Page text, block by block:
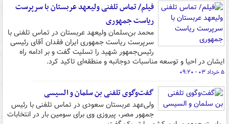
فیلم/ تماس تلفنی ولیعهد عربستان با سرپرست
ریاست جمهوری
محمد بن‌سلمان ولیعهد عربستان در تماس تلفنی با
سرپرست ریاست جمهوری ایران فقدان آقای رئیسی
رئیس‌جمهور شهید را تسلیت گفت و بر ادامه راه
ایشان در احیا و توسعه مناسبات دوجانبه و منطقه‌ای تاکید کرد.
۵ خرداد ۰۳ - ۰۹:۲۰
گفت‌وگوی تلفنی بن سلمان و السیسی
ولی‌عهد عربستان سعودی در تماس تلفنی با رئیس
جمهور مصر، پیروزی وی برای سومین بار در انتخابات